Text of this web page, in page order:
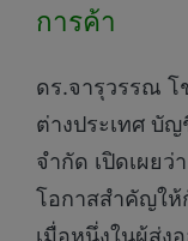
การค้า
ดร.จารุวรรณ โ
ต่างประเทศ บั
จำกัด เปิดเผย
โอกาสสำคัญให้
เมื่อหนึ่งในผู้ส่ง